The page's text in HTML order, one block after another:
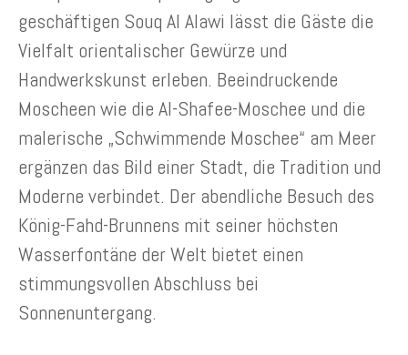
geschäftigen Souq Al Alawi lässt die Gäste die
Vielfalt orientalischer Gewürze und
Handwerkskunst erleben. Beeindruckende
Moscheen wie die Al-Shafee-Moschee und die
malerische „Schwimmende Moschee“ am Meer
ergänzen das Bild einer Stadt, die Tradition und
Moderne verbindet. Der abendliche Besuch des
König-Fahd-Brunnens mit seiner höchsten
Wasserfontäne der Welt bietet einen
stimmungsvollen Abschluss bei
Sonnenuntergang.